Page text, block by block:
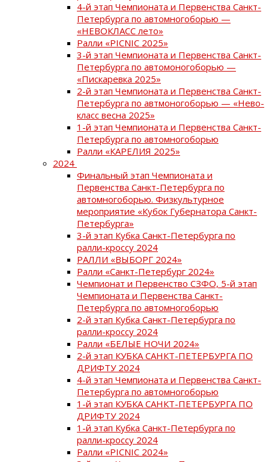
4-й этап Чемпионата и Первенства Санкт-
Петербурга по автомногоборью —
«НЕВОКЛАСС лето»
Ралли «PICNIC 2025»
3-й этап Чемпионата и Первенства Санкт-
Петербурга по автомоногоборью —
«Пискаревка 2025»
2-й этап Чемпионата и Первенства Санкт-
Петербурга по автмоногоборью — «Нево-
класс весна 2025»
1-й этап Чемпионата и Первенства Санкт-
Петербурга по автомногоборью
Ралли «КАРЕЛИЯ 2025»
2024
Финальный этап Чемпионата и
Первенства Санкт-Петербурга по
автомногоборью. Физкультурное
мероприятие «Кубок Губернатора Санкт-
Петербурга»
3-й этап Кубка Санкт-Петербурга по
ралли-кроссу 2024
РАЛЛИ «ВЫБОРГ 2024»
Ралли «Санкт-Петербург 2024»
Чемпионат и Первенство СЗФО, 5-й этап
Чемпионата и Первенства Санкт-
Петербурга по автомногоборью
2-й этап Кубка Санкт-Петербурга по
ралли-кроссу 2024
Ралли «БЕЛЫЕ НОЧИ 2024»
2-й этап КУБКА САНКТ-ПЕТЕРБУРГА ПО
ДРИФТУ 2024
4-й этап Чемпионата и Первенства Санкт-
Петербурга по автомногоборью
1-й этап КУБКА САНКТ-ПЕТЕРБУРГА ПО
ДРИФТУ 2024
1-й этап Кубка Санкт-Петербурга по
ралли-кроссу 2024
Ралли «PICNIC 2024»